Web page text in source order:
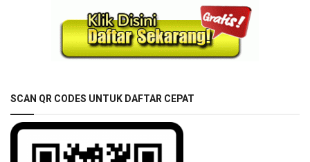
SCAN QR CODES UNTUK DAFTAR CEPAT